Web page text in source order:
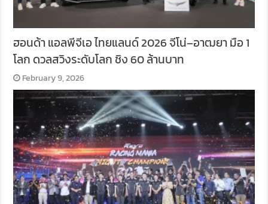
ฮอนด้า แอลพีจีเอ ไทยแลนด์ 2026 จีโน่–อาฒยา มือ 1
โลก ดวลสวิงระดับโลก ชิง 60 ล้านบาท
February 9, 2026